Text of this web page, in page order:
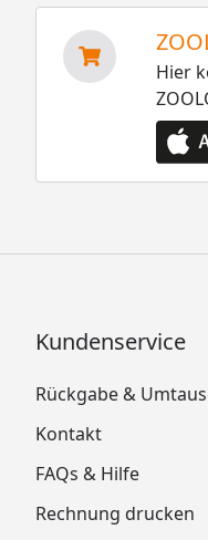
Hier
Kundenservice
Rückgabe &
Kontakt
FAQs & Hilfe
Rechnung drucken